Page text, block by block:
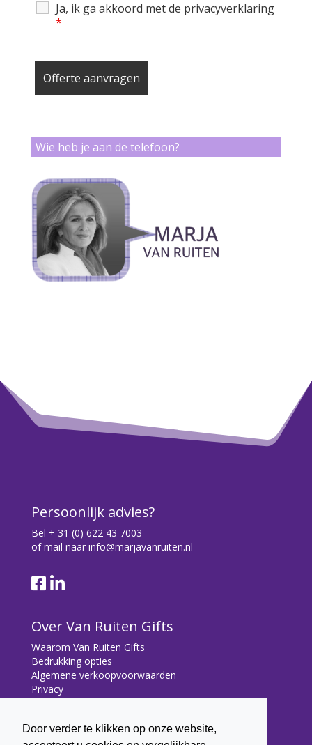
Door verder te klikken op onze website,
Ja, ik ga akkoord met de privacyverklaring
*
Wie heb je aan de telefoon?
Persoonlijk advies?
Bel + 31 (0) 622 43 7003
of mail naar info@marjavanruiten.nl
Over Van Ruiten Gifts
Waarom Van Ruiten Gifts
Bedrukking opties
Algemene verkoopvoorwaarden
Privacy
Contact
Contact